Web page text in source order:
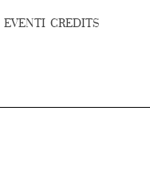
EVENTI CREDITS